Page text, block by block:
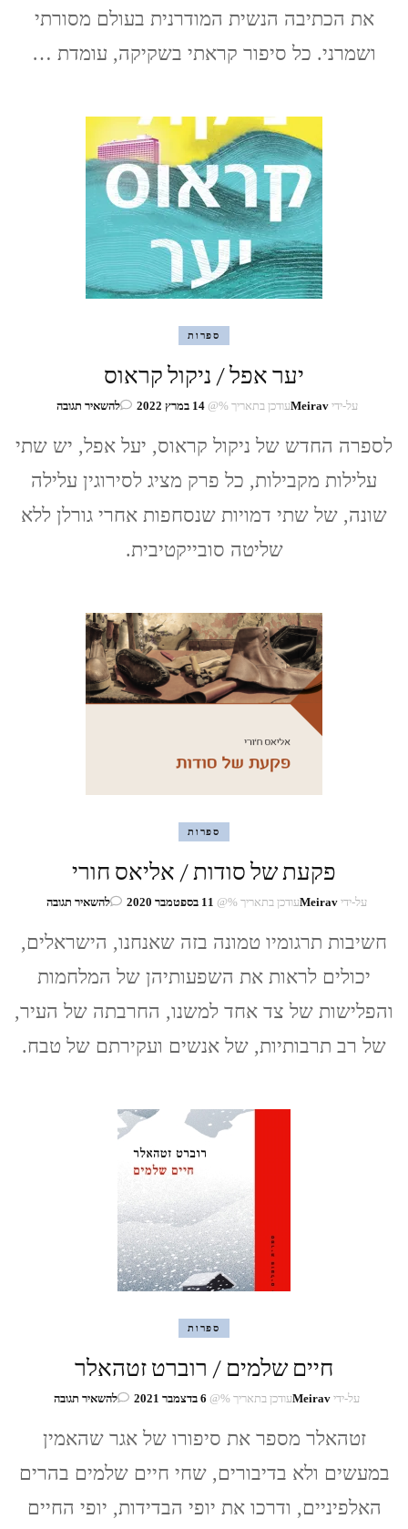
את הכתיבה הנשית המודרנית בעולם מסורתי
ושמרני. כל סיפור קראתי בשקיקה, עומדת …
ספרות
יער אפל / ניקול קראוס
על-ידיMeiravעודכן בתאריך %@14 במרץ 2022 להשאיר תגובהבנושא
אפל
ניקול
לספרה החדש של ניקול קראוס, יעל אפל, יש שתי
עלילות מקבילות, כל פרק מציג לסירוגין עלילה
שונה, של שתי דמויות שנסחפות אחרי גורלן ללא
שליטה סובייקטיבית.
ספרות
פקעת של סודות / אליאס חורי
על-ידי Meiravעודכן בתאריך %@ 11 בספטמבר 2020 להשאיר תגובהבנושא
של
סודות
/
חורי
חשיבות תרגומיו טמונה בזה שאנחנו, הישראלים,
יכולים לראות את השפעותיהן של המלחמות
והפלישות של צד אחד למשנו, החרבתה של העיר,
של רב תרבותיות, של אנשים ועקירתם של טבח.
ספרות
חיים שלמים / רוברט זטהאלר
על-ידי Meiravעודכן בתאריך %@ 6 בדצמבר 2021 להשאיר תגובהבנושא
שלמים
רוברט
זטהאלר מספר את סיפורו של אגר שהאמין
במעשים ולא בדיבורים, שחי חיים שלמים בהרים
האלפיניים, ודרכו את יופי הבדידות, יופי החיים